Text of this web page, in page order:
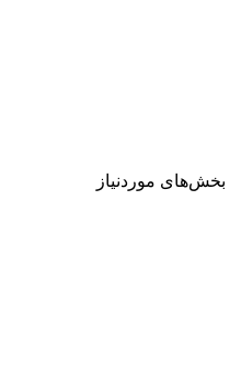
بخش‌های موردنیاز